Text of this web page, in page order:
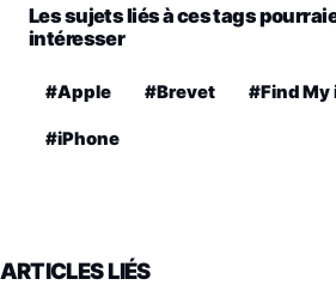
Les sujets liés à ces tags
intéresser
#Apple #Brevet #Find My
#iPhone
ARTICLES LIÉS